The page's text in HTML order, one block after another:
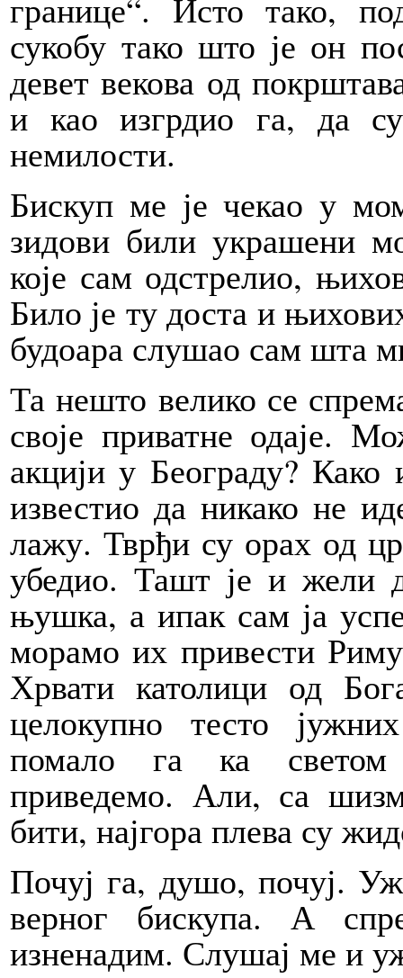
сукобу тако што је он
девет векова од
и као изгрдио га, да
немилости.
Бискуп ме је чекао у
зидови били украшени
које сам одстрелио,
Било је ту доста и
будоара слушао сам шта
Та нешто велико се
своје приватне одаје.
акцији у Београду?
известио да никако не
лажу. Тврђи су орах од
убедио. Ташт је и жели
њушка, а ипак сам ја
морамо их привести
Хрвати католици од
целокупно тесто
помало га ка светом
приведемо. Али, са
бити, најгора плева су
Почуј га, душо, почуј.
верног бискупа. А
изненадим. Слушај ме и